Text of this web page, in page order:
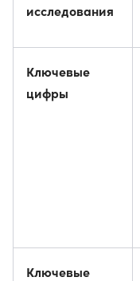
исследования
Ключевые
цифры
Ключевые